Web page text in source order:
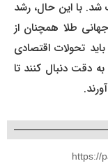
شد. با این حال، رشد
طلا همچنان از
تحولات اقتصادی
دنبال کنند تا